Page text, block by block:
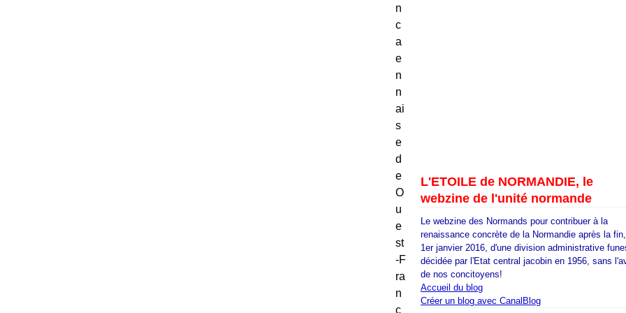
n
c
a
e
n
n
ai
s
e
d
e
O
u
e
st
-F
ra
n
c
L'ETOILE de NORMANDIE, le
webzine de l'unité normande
Le webzine des Normands pour contribuer à la
renaissance concrète de la Normandie après la
1er janvier 2016, d'une division administrative
décidée par l'Etat central jacobin en 1956, sans
de nos concitoyens!
Accueil du blog
Créer un blog avec CanalBlog